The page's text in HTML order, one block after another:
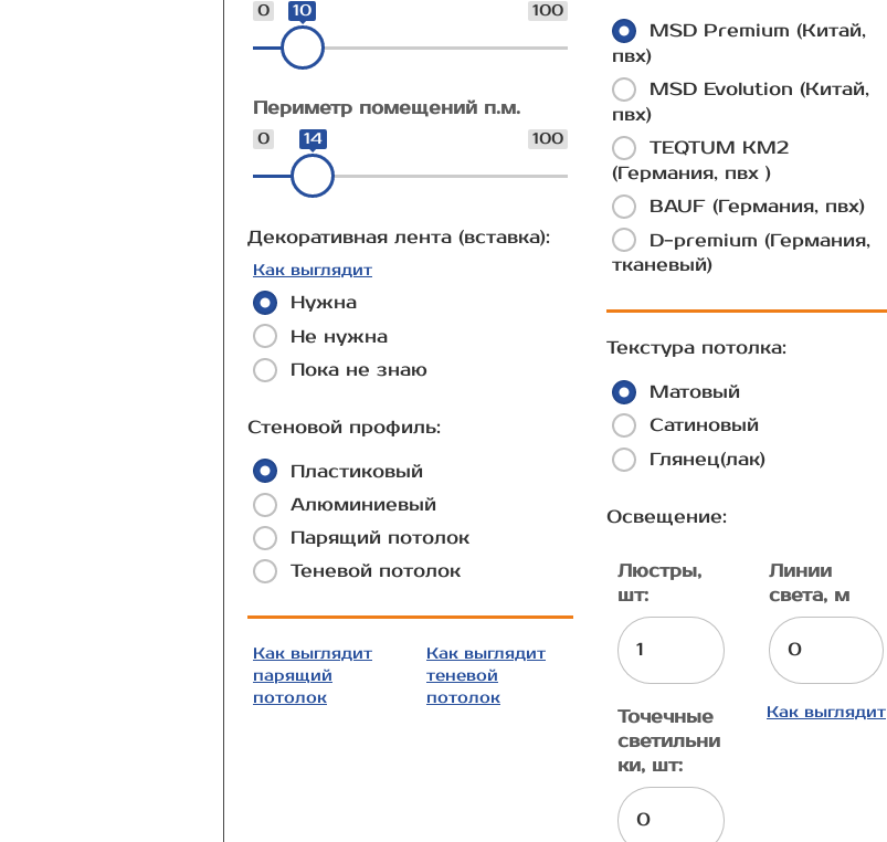
0 100
10
Периметр помещений п.м.
0 100
14
Декоративная лента (вставка):
Как выглядит
Нужна
Не нужна
Пока не знаю
Стеновой профиль:
Пластиковый
Алюминиевый
Парящий потолок
Теневой потолок
Как выглядит
парящий
потолок
Как выглядит
теневой
потолок
MSD Premium (Китай,
пвх)
MSD Evolution (Китай,
пвх)
TEQTUM КМ2
(Германия, пвх )
BAUF (Германия, пвх)
D-premium (Германия,
тканевый)
Текстура потолка:
Матовый
Сатиновый
Глянец(лак)
Освещение:
Люстры,
шт:
Точечные
светильни
ки, шт:
Линии
света, м
Как выглядит